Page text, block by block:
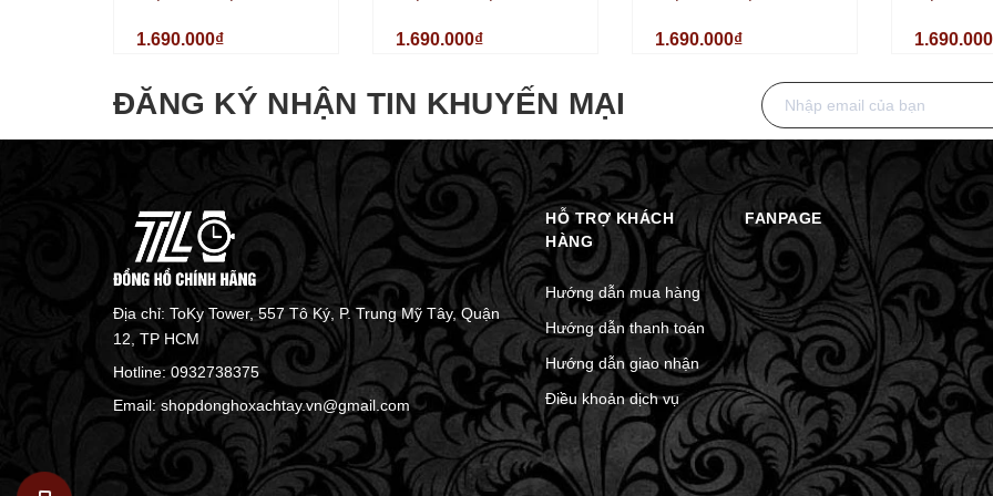
Pin Kính Sapphire 40mm
1.690.000₫
Máy Pin Kính Sapphire
1.690.000₫
Máy Pin Kính Sapphire
1.690.000₫
Sapphire
ĐĂNG KÝ NHẬN TIN KHUYẾN MẠI
Địa chỉ: ToKy Tower, 557 Tô Ký, P. Trung Mỹ Tây, Quận
12, TP HCM
Hotline:0932738375
Email: shopdonghoxachtay.vn@gmail.com
HỖ TRỢ KHÁCH
HÀNG
Hướng dẫn mua hàng
Hướng dẫn thanh toán
Hướng dẫn giao nhận
Điều khoản dịch vụ
FANPAGE